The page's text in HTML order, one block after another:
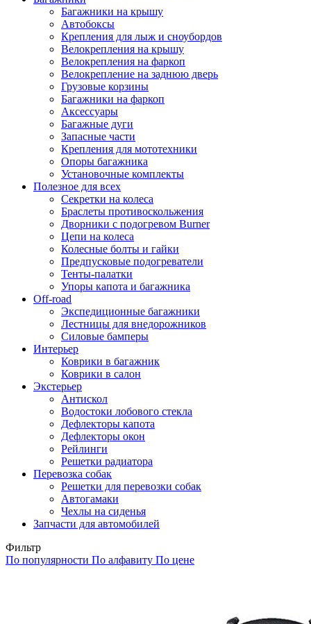
Багажники на крышу
Автобоксы
Крепления для лыж и сноубордов
Велокрепления на крышу
Велокрепления на фаркоп
Велокрепление на заднюю дверь
Грузовые корзины
Багажники на фаркоп
Аксессуары
Багажные дуги
Запасные части
Крепления для мототехники
Опоры багажника
Установочные комплекты
Полезное для всех
Секретки на колеса
Браслеты противоскольжения
Дворники с подогревом Burner
Цепи на колеса
Колесные болты и гайки
Предпусковые подогреватели
Тенты-палатки
Упоры капота и багажника
Off-road
Экспедиционные багажники
Лестницы для внедорожников
Силовые бамперы
Интерьер
Коврики в багажник
Коврики в салон
Экстерьер
Антискол
Водостоки лобового стекла
Дефлекторы капота
Дефлекторы окон
Рейлинги
Решетки радиатора
Перевозка собак
Решетки для перевозки собак
Автогамаки
Чехлы на сиденья
Запчасти для автомобилей
Фильтр
По популярности По алфавиту По цене